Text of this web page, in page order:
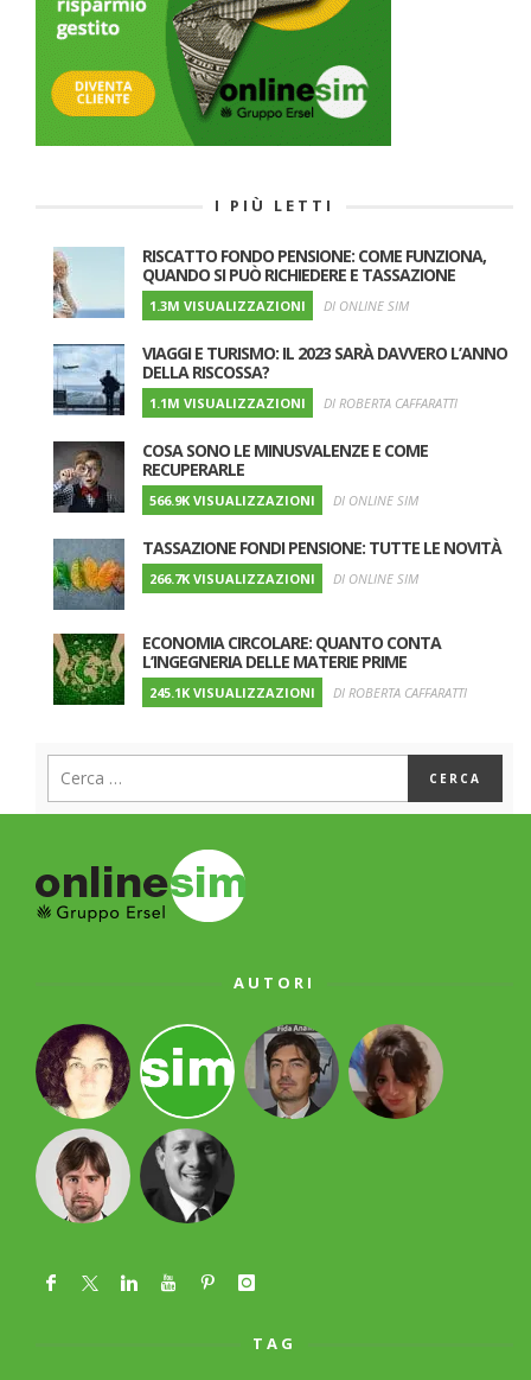
I PIÙ LETTI
RISCATTO FONDO PENSIONE: COME FUNZIONA,
QUANDO SI PUÒ RICHIEDERE E TASSAZIONE
1.3M VISUALIZZAZIONI DI ONLINE SIM
VIAGGI E TURISMO: IL 2023 SARÀ DAVVERO L’ANNO
DELLA RISCOSSA?
1.1M VISUALIZZAZIONI DI ROBERTA CAFFARATTI
COSA SONO LE MINUSVALENZE E COME
RECUPERARLE
566.9K VISUALIZZAZIONI DI ONLINE SIM
TASSAZIONE FONDI PENSIONE: TUTTE LE NOVITÀ
266.7K VISUALIZZAZIONI DI ONLINE SIM
ECONOMIA CIRCOLARE: QUANTO CONTA
L’INGEGNERIA DELLE MATERIE PRIME
245.1K VISUALIZZAZIONI DI ROBERTA CAFFARATTI
AUTORI
TAG